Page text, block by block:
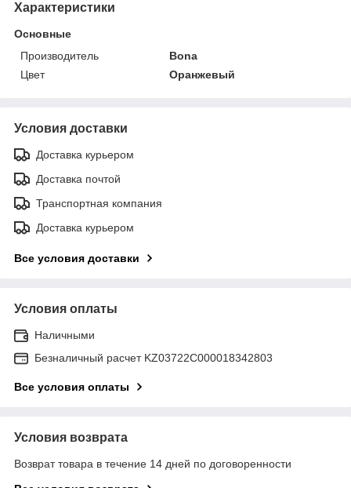
Характеристики
Основные
Производитель
Bona
Цвет
Оранжевый
Условия доставки
Доставка курьером
Доставка почтой
Транспортная компания
Доставка курьером
Все условия доставки
Условия оплаты
Наличными
Безналичный расчет KZ03722C000018342803
Все условия оплаты
Условия возврата
Возврат товара в течение 14 дней по договоренности